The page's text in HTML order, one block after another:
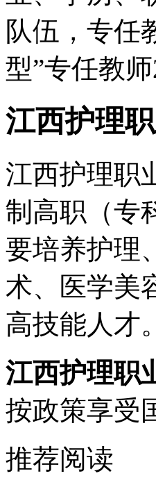
队伍，专任
型”专任教师
江西护理
江西护理职
制高职（专
要培养护理
术、医学美
高技能人才
江西护理职
按政策享受
推荐阅读